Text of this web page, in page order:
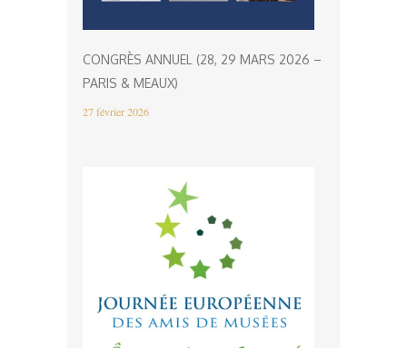
CONGRÈS ANNUEL (28, 29 MARS 2026 –
PARIS & MEAUX)
27 février 2026